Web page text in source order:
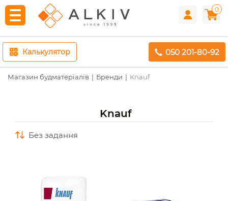
0
Калькулятор 050 201-80-92
Магазин будматеріалів Бренди Knauf
Knauf
без задання